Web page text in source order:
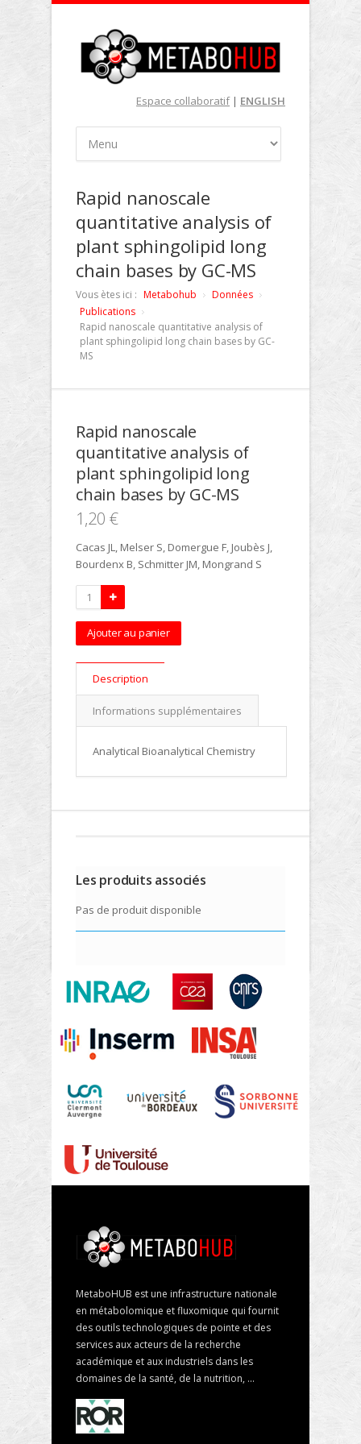
Espace collaboratif| ENGLISH
Rapid nanoscale
quantitative analysis of
plant sphingolipid long
chain bases by GC-MS
Vous ètes ici : Metabohub
Données
Publications
Rapid nanoscale quantitative analysis of
plant sphingolipid long chain bases by GC-
MS
Rapid nanoscale
quantitative analysis of
plant sphingolipid long
chain bases by GC-MS
1,20 €
Cacas JL, Melser S, Domergue F, Joubès J,
Bourdenx B, Schmitter JM, Mongrand S
Ajouter au panier
Description
Informations supplémentaires
Analytical Bioanalytical Chemistry
Les produits associés
Pas de produit disponible
MetaboHUB est une infrastructure nationale
en métabolomique et fluxomique qui fournit
des outils technologiques de pointe et des
services aux acteurs de la recherche
académique et aux industriels dans les
domaines de la santé, de la nutrition, ...